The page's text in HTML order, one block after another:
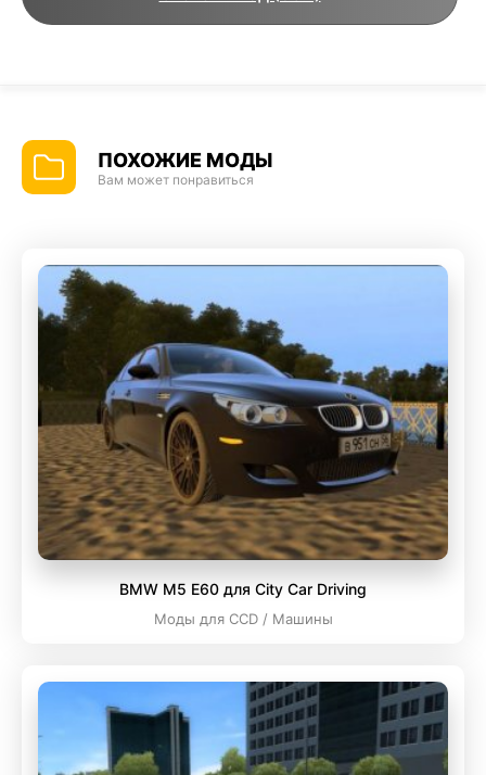
ПОХОЖИЕ МОДЫ
Вам может понравиться
BMW M5 E60 для City Car Driving
Моды для CCD / Машины